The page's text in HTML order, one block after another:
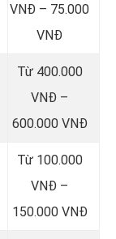
VNĐ – 75.000
VNĐ
Từ 400.000
VNĐ –
600.000 VNĐ
Từ 100.000
VNĐ –
150.000 VNĐ